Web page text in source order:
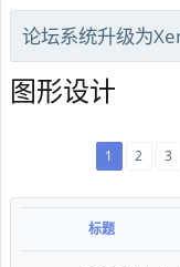
论坛系统升级为
图形设计
1 2 3
标题